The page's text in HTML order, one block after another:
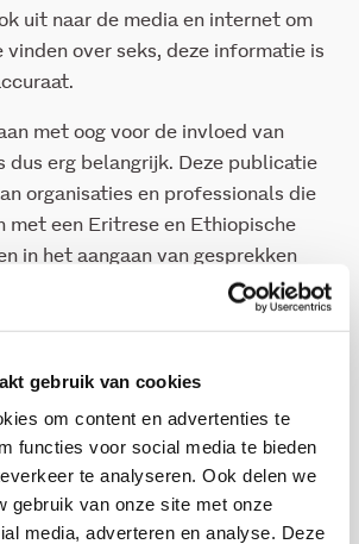
gebruik van cookies
om content en advertenties te
functies voor social media te bieden
te analyseren. Ook delen we
gebruik van onze site met onze
media, adverteren en analyse. Deze
uit naar de media en internet om
over seks, deze informatie is
met oog voor de invloed van
dus erg belangrijk. Deze publicatie
organisaties en professionals die
met een Eritrese en Ethiopische
in het aangaan van gesprekken
6409-054-3
KIS